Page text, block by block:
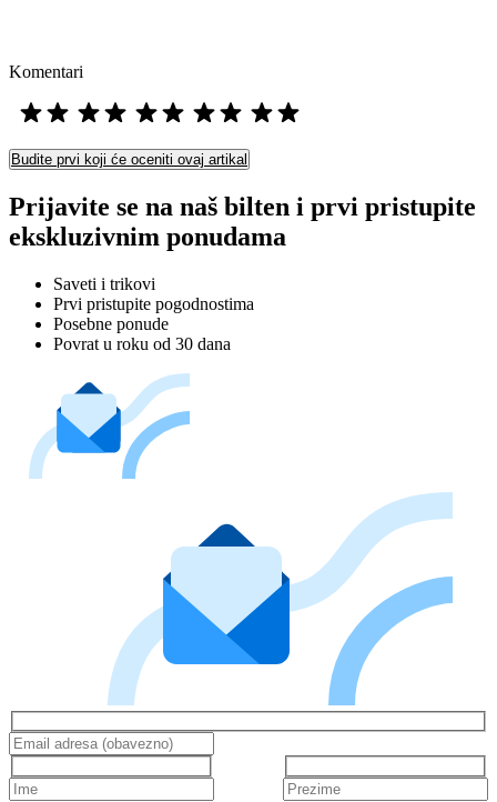
Komentari
Budite prvi koji će oceniti ovaj artikal
Prijavite se na naš bilten i prvi pristupite
ekskluzivnim ponudama
Saveti i trikovi
Prvi pristupite pogodnostima
Posebne ponude
Povrat u roku od 30 dana